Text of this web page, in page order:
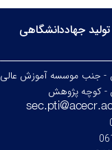
جهاددانشگاهی
- جنب موسسه آموزش عالی
- کوچه پژوهش